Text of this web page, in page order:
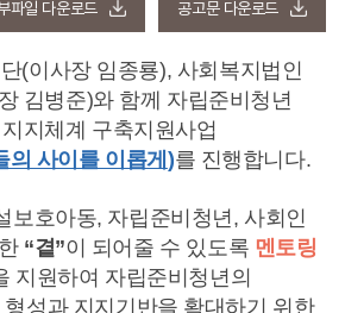
파일 다운로드 공고문 다운로드
(이사장 임종룡), 사회복지법인
김병준)와 함께 자립준비청년
지체계 구축지원사업
의 사이를 이롭게 )를 진행합니다.
보호아동, 자립준비청년, 사회인
“곁”이 되어줄 수 있도록 멘토링
지원하여 자립준비청년의
성과 지지기반을 확대하기 위한